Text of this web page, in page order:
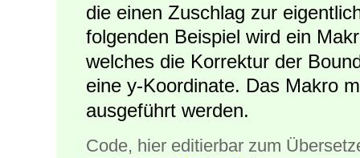
die einen Zuschlag zur
folgenden Beispiel wird ein
welches die Korrektur der
eine y-Koordinate. Das Makro
ausgeführt werden.
Code, hier editierbar zum